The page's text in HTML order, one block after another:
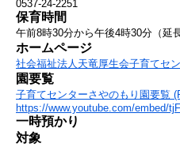
0537-24-2251
保育時間
午前8時30分から午後4時30分（延
ホームページ
社会福祉法人天竜厚生会子育てセ
園要覧
子育てセンターさやのもり園要覧
https://www.youtube.com/embed/
一時預かり
対象